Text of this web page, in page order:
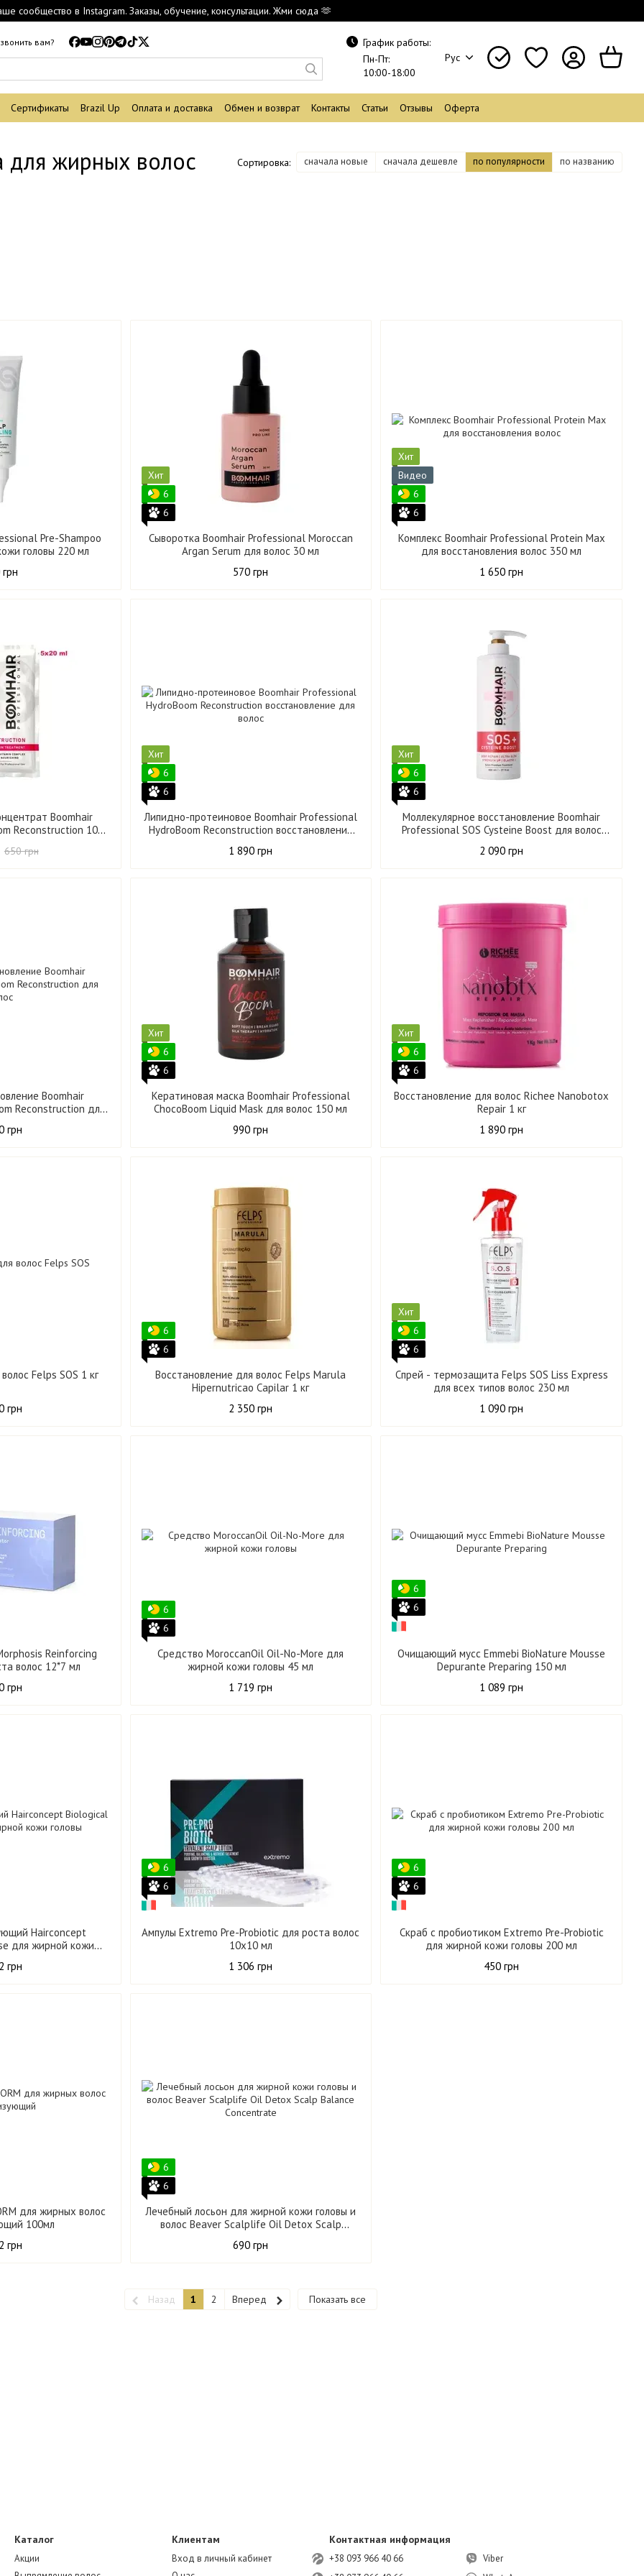
сообщество в Instagram. Заказы, обучение, консультации. Жми сюда 🫶
вам?
График работы:
Пн-Пт:
10:00-18:00
Рус
Сертификаты Brazil Up Оплата и доставка Обмен и возврат Контакты Статьи Отзывы Оферта
для жирных волос Сортировка: сначала новые сначала дешевле по популярности по названию
Pre-Shampoo
головы 220 мл
Хит
6
6
Сыворотка Boomhair Professional Moroccan
Argan Serum для волос 30 мл
570 грн
Хит
Видео
6
6
Комплекс Boomhair Professional Protein Max
для восстановления волос 350 мл
1 650 грн
Boomhair
Reconstruction 100
650 грн
Хит
6
6
Липидно-протеиновое Boomhair Professional
HydroBoom Reconstruction восстановление
1 890 грн
Хит
6
6
Моллекулярное восстановление Boomhair
Professional SOS Cysteine Boost для волос
2 090 грн
Boomhair
Reconstruction для
грн
Хит
6
6
Кератиновая маска Boomhair Professional
ChocoBoom Liquid Mask для волос 150 мл
990 грн
Хит
6
6
Восстановление для волос Richee Nanobotox
Repair 1 кг
1 890 грн
Felps SOS 1 кг
грн
6
6
Восстановление для волос Felps Marula
Hipernutricao Capilar 1 кг
2 350 грн
Хит
6
6
Спрей - термозащита Felps SOS Liss Express
для всех типов волос 230 мл
1 090 грн
Reinforcing
волос 12*7 мл
грн
6
6
Средство MoroccanOil Oil-No-More для
жирной кожи головы 45 мл
1 719 грн
6
6
Очищающий мусс Emmebi BioNature Mousse
Depurante Preparing 150 мл
1 089 грн
Hairconcept
для жирной кожи
грн
6
6
Ампулы Extremo Pre-Probiotic для роста волос
10х10 мл
1 306 грн
6
6
Скраб с пробиотиком Extremo Pre-Probiotic
для жирной кожи головы 200 мл
450 грн
для жирных волос
100мл
грн
6
6
Лечебный лосьон для жирной кожи головы и
волос Beaver Scalplife Oil Detox Scalp
Balance Concentrate 30 мл
690 грн
Назад 1 2 Вперед Показать все
Каталог
Акции
Клиентам
Вход в личный кабинет
Контактная информация
+38 093 966 40 66
Viber